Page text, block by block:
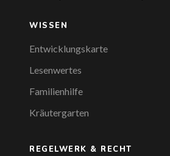
WISSEN
Entwicklungskarte
Lesenwertes
Familienhilfe
Kräutergarten
REGELWERK & RECHT